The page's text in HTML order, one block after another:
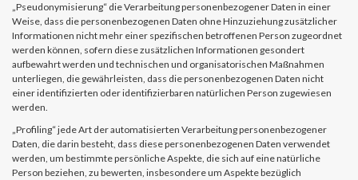
„Pseudonymisierung“ die Verarbeitung personenbezogener Daten in einer
Weise, dass die personenbezogenen Daten ohne Hinzuziehung zusätzlicher
Informationen nicht mehr einer spezifischen betroffenen Person zugeordnet
werden können, sofern diese zusätzlichen Informationen gesondert
aufbewahrt werden und technischen und organisatorischen Maßnahmen
unterliegen, die gewährleisten, dass die personenbezogenen Daten nicht
einer identifizierten oder identifizierbaren natürlichen Person zugewiesen
werden.
„Profiling“ jede Art der automatisierten Verarbeitung personenbezogener
Daten, die darin besteht, dass diese personenbezogenen Daten verwendet
werden, um bestimmte persönliche Aspekte, die sich auf eine natürliche
Person beziehen, zu bewerten, insbesondere um Aspekte bezüglich